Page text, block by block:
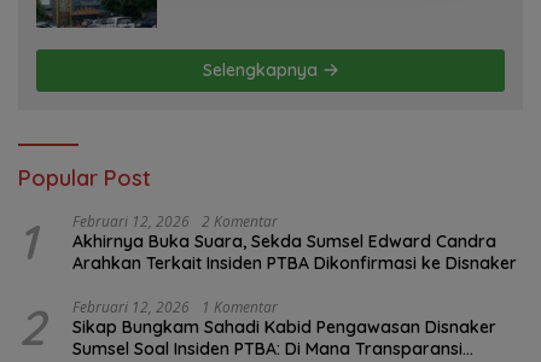
Selengkapnya
Popular Post
1 Februari 12, 2026 2 Komentar
Akhirnya Buka Suara, Sekda Sumsel Edward Candra
Arahkan Terkait Insiden PTBA Dikonfirmasi ke Disnaker
2 Februari 12, 2026 1 Komentar
Sikap Bungkam Sahadi Kabid Pengawasan Disnaker
Sumsel Soal Insiden PTBA: Di Mana Transparansi